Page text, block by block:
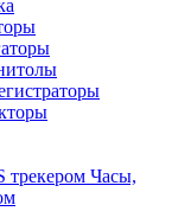
Часы,